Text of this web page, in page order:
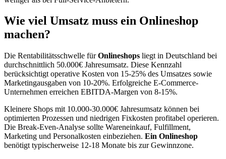
Wie viel Umsatz muss ein Onlineshop
machen?
Die Rentabilitätsschwelle fürOnlineshops liegt in Deutschland bei
durchschnittlich 50.000€ Jahresumsatz. Diese Kennzahl
berücksichtigt operative Kosten von 15-25% des Umsatzes sowie
Marketingausgaben von 10-20%. Erfolgreiche E-Commerce-
Unternehmen erreichen EBITDA-Margen von 8-15%.
Kleinere Shops mit 10.000-30.000€ Jahresumsatz können bei
optimierten Prozessen und niedrigen Fixkosten profitabel operieren.
Die Break-Even-Analyse sollte Wareneinkauf, Fulfillment,
Marketing und Personalkosten einbeziehen. Ein Onlineshop
benötigt typischerweise 12-18 Monate bis zur Gewinnzone.